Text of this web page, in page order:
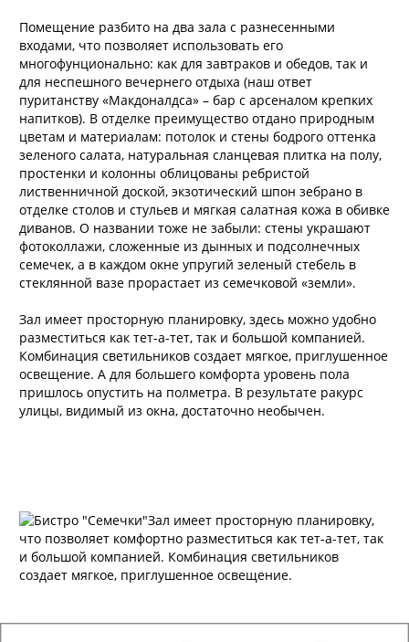
Помещение разбито на два зала с разнесенными
входами, что позволяет использовать его
многофунционально: как для завтраков и обедов, так и
для неспешного вечернего отдыха (наш ответ
пуританству «Макдоналдса» – бар с арсеналом крепких
напитков). В отделке преимущество отдано природным
цветам и материалам: потолок и стены бодрого оттенка
зеленого салата, натуральная сланцевая плитка на полу,
простенки и колонны облицованы ребристой
лиственничной доской, экзотический шпон зебрано в
отделке столов и стульев и мягкая салатная кожа в обивке
диванов. О названии тоже не забыли: стены украшают
фотоколлажи, сложенные из дынных и подсолнечных
семечек, а в каждом окне упругий зеленый стебель в
стеклянной вазе прорастает из семечковой «земли».
Зал имеет просторную планировку, здесь можно удобно
разместиться как тет-а-тет, так и большой компанией.
Комбинация светильников создает мягкое, приглушенное
освещение. А для большего комфорта уровень пола
пришлось опустить на полметра. В результате ракурс
улицы, видимый из окна, достаточно необычен.
Зал имеет просторную планировку,
что позволяет комфортно разместиться как тет-а-тет, так
и большой компанией. Комбинация светильников
создает мягкое, приглушенное освещение.